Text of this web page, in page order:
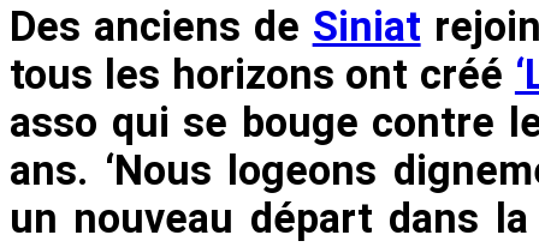
Des anciens de Siniat
tous les horizons ont créé
asso qui se bouge contre
ans. ‘Nous logeons
un nouveau départ dans